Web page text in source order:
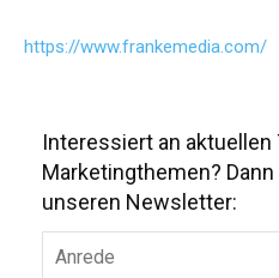
https://www.frankemedia.com/
Interessiert an aktuellen
Marketingthemen?
unseren Newsletter: